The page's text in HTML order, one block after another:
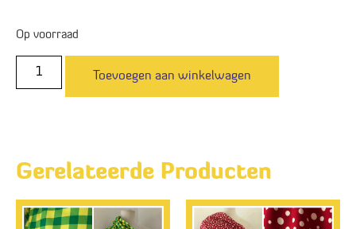
Op voorraad
Toevoegen aan winkelwagen
Gerelateerde Producten